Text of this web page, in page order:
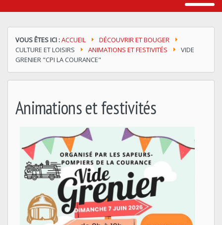
VOUS ÊTES ICI :ACCUEIL
DÉCOUVRIR ET BOUGER
CULTURE ET LOISIRS
ANIMATIONS ET FESTIVITÉS
VIDE
GRENIER "CPI LA COURANCE"
Animations et festivités